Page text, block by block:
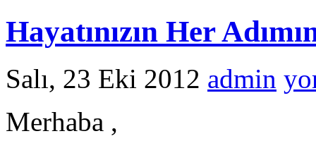
Hayatınızı​n Her
Salı, 23 Eki 2012 admin
Merhaba ,